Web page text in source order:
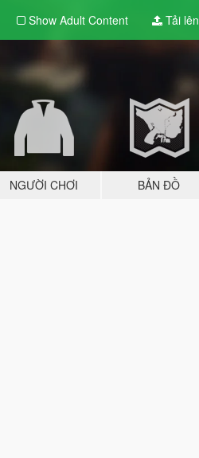
Show Adult Content Tải lên
NGƯỜI CHƠI BẢN ĐỒ